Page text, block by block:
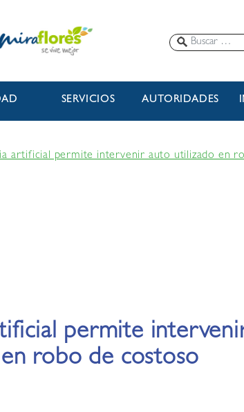
SERVICIOS AUTORIDADES
artificial permite intervenir auto utilizado en
permite
robo de costoso